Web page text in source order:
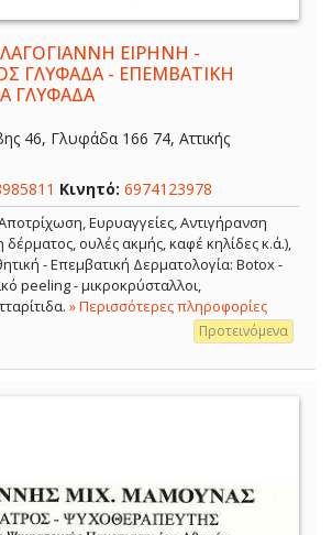
ΛΑΓΟΓΙΑΝΝΗ ΕΙΡΗΝΗ -
ΓΛΥΦΑΔΑ - ΕΠΕΜΒΑΤΙΚΗ
ΓΛΥΦΑΔΑ
46, Γλυφάδα 166 74, Αττικής
Κινητό: 6974123978
Ευρυαγγείες, Αντιγήρανση
ουλές ακμής, καφέ κηλίδες κ.ά.),
- Επεμβατική Δερματολογία: Botox -
peeling - μικροκρύσταλλοι,
» Περισσότερες πληροφορίες
Προτεινόμενα